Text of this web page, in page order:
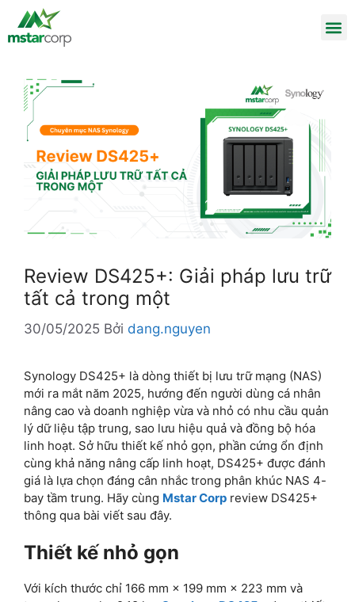
Review DS425+: Giải pháp lưu trữ
tất cả trong một
30/05/2025 Bởi dang.nguyen
Synology DS425+ là dòng thiết bị lưu trữ mạng (NAS)
mới ra mắt năm 2025, hướng đến người dùng cá nhân
nâng cao và doanh nghiệp vừa và nhỏ có nhu cầu quản
lý dữ liệu tập trung, sao lưu hiệu quả và đồng bộ hóa
linh hoạt. Sở hữu thiết kế nhỏ gọn, phần cứng ổn định
cùng khả năng nâng cấp linh hoạt, DS425+ được đánh
giá là lựa chọn đáng cân nhắc trong phân khúc NAS 4-
bay tầm trung. Hãy cùng Mstar Corp review DS425+
thông qua bài viết sau đây.
Thiết kế nhỏ gọn
Với kích thước chỉ 166 mm × 199 mm × 223 mm và